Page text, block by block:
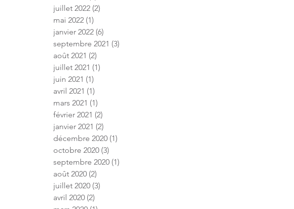
juillet 2022 (2)
mai 2022 (1)
janvier 2022 (6)
septembre 2021 (3)
août 2021 (2)
juillet 2021 (1)
juin 2021 (1)
avril 2021 (1)
mars 2021 (1)
février 2021 (2)
janvier 2021 (2)
décembre 2020 (1)
octobre 2020 (3)
septembre 2020 (1)
août 2020 (2)
juillet 2020 (3)
avril 2020 (2)